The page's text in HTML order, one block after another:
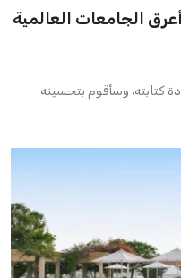
الجامعات العالمية
كتابته، وسأقوم بتحسينه